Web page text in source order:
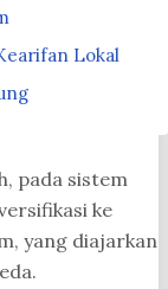
Lokal
pada sistem
ke
yang diajarkan